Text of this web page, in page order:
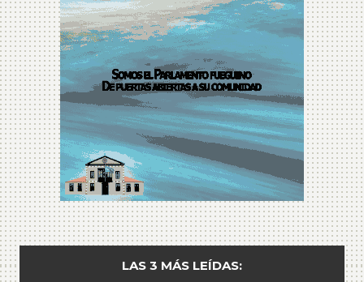
LAS 3 MÁS LEÍDAS: